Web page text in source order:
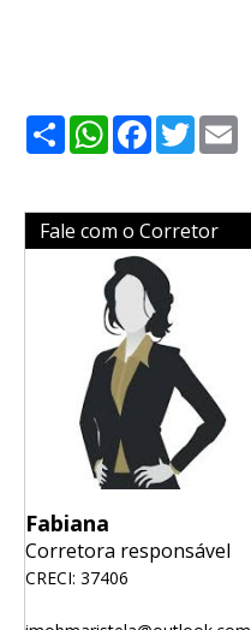
ShareWhatsApp
Facebook
Twitter
Fale com o Corretor
Fabiana
Corretora responsável
CRECI: 37406